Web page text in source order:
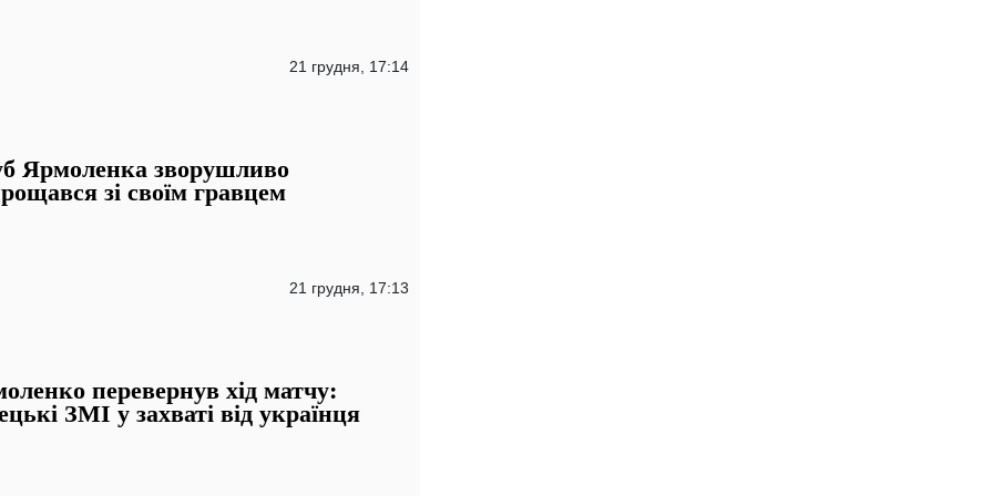
21 грудня, 17:14
Ярмоленка зворушливо
зі своїм гравцем
21 грудня, 17:13
перевернув хід матчу:
ЗМІ у захваті від українця